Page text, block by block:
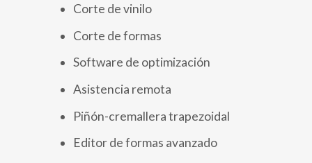
Corte de vinilo
Corte de formas
Software de optimización
Asistencia remota
Piñón-cremallera trapezoidal
Editor de formas avanzado